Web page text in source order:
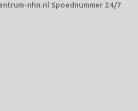
nhn.nlSpoednummer 24/7